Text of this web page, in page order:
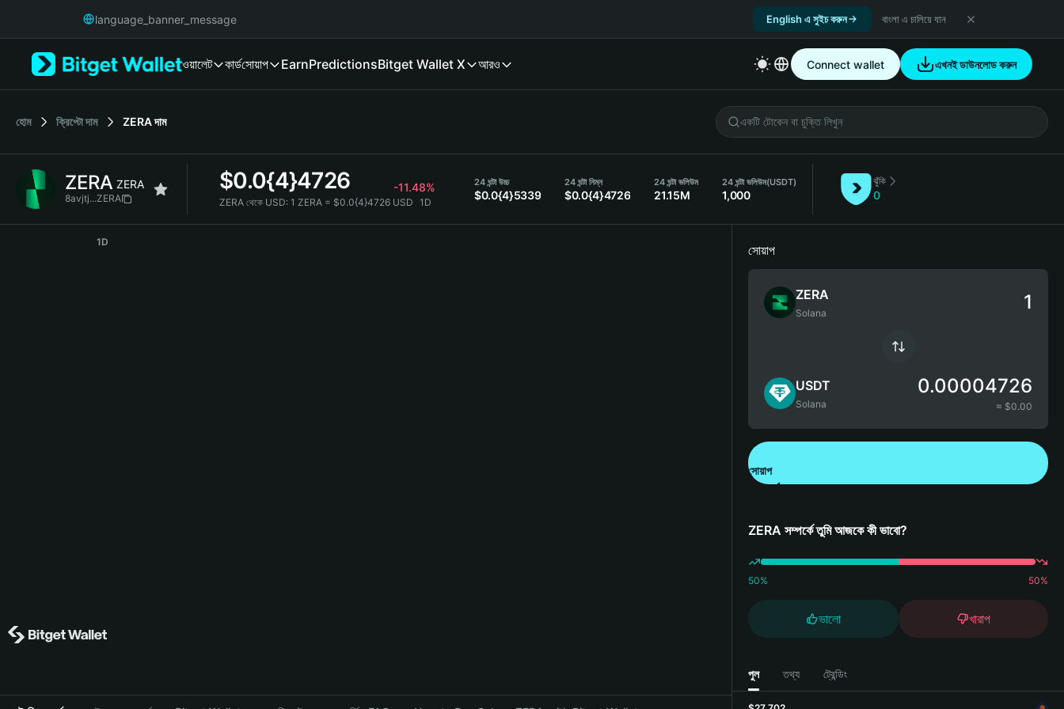
Русский
Italiano
简体中文
繁體中文
Bahasa Indonesia
language_banner_message English এ সুইচ করুন বাংলা এ চালিয়ে যান
ওয়ালেট কার্ডসোয়াপ EarnPredictionsBitget Wallet X আরও Connect wallet এখনই ডাউনলোড করুন
হোম ক্রিপ্টো দাম ZERAদাম
ZERA ZERA
8avjtj...ZERA
$0.0{4}4726 -11.48%
ZERA থেকে USD: 1 ZERA = $0.0{4}4726 USD 1D
24 ঘন্টা উচ্চ
$0.0{4}5339
24 ঘন্টা নিম্ন
$0.0{4}4726
24 ঘন্টা ভলিউম
21.15M
24 ঘন্টা ভলিউম(USDT)
1,000
ঝুঁকি
0
1D
সোয়াপ
ZERA
Solana
USDT
Solana
0.00004726
≈ $0.00
সোয়াপ
ZERA সম্পর্কে তুমি আজকে কী ভাবো?
50% 50%
ভালো খারাপ
পুল তথ্য ট্রেন্ডিং